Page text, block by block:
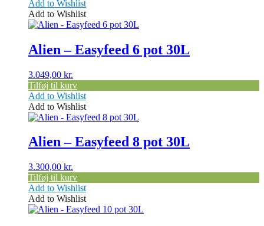
Add to Wishlist
Add to Wishlist
Alien – Easyfeed 6 pot 30L
3.049,00 kr.
Tilføj til kurv
Add to Wishlist
Add to Wishlist
Alien – Easyfeed 8 pot 30L
3.300,00 kr.
Tilføj til kurv
Add to Wishlist
Add to Wishlist